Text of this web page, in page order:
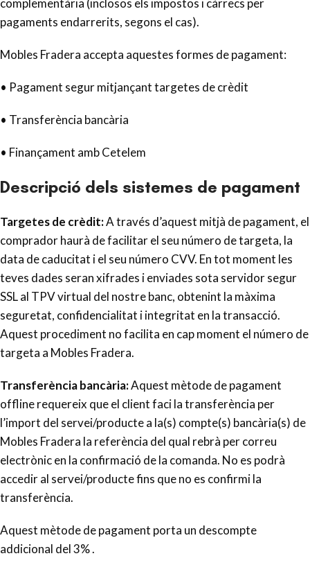
complementària (inclosos els impostos i càrrecs per
pagaments endarrerits, segons el cas).
Mobles Fradera accepta aquestes formes de pagament:
• Pagament segur mitjançant targetes de crèdit
• Transferència bancària
• Finançament amb Cetelem
Descripció dels sistemes de pagament
Targetes de crèdit:A través d’aquest mitjà de pagament, el
comprador haurà de facilitar el seu número de targeta, la
data de caducitat i el seu número CVV. En tot moment les
teves dades seran xifrades i enviades sota servidor segur
SSL al TPV virtual del nostre banc, obtenint la màxima
seguretat, confidencialitat i integritat en la transacció.
Aquest procediment no facilita en cap moment el número de
targeta a Mobles Fradera.
Transferència bancària:Aquest mètode de pagament
offline requereix que el client faci la transferència per
l’import del servei/producte a la(s) compte(s) bancària(s) de
Mobles Fradera la referència del qual rebrà per correu
electrònic en la confirmació de la comanda. No es podrà
accedir al servei/producte fins que no es confirmi la
transferència.
Aquest mètode de pagament porta un descompte
addicional del 3% .